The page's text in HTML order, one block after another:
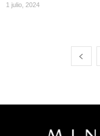
1 julio, 2024